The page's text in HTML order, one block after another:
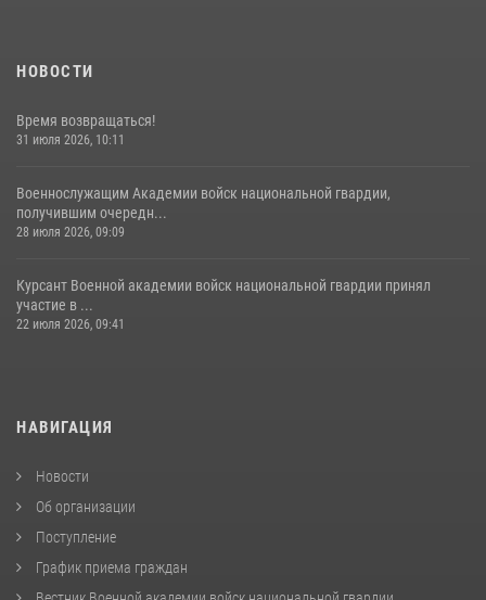
НОВОСТИ
Время возвращаться!
31 июля 2026, 10:11
Военнослужащим Академии войск национальной гвардии,
получившим очередн...
28 июля 2026, 09:09
Курсант Военной академии войск национальной гвардии принял
участие в ...
22 июля 2026, 09:41
НАВИГАЦИЯ
Новости
Об организации
Поступление
График приема граждан